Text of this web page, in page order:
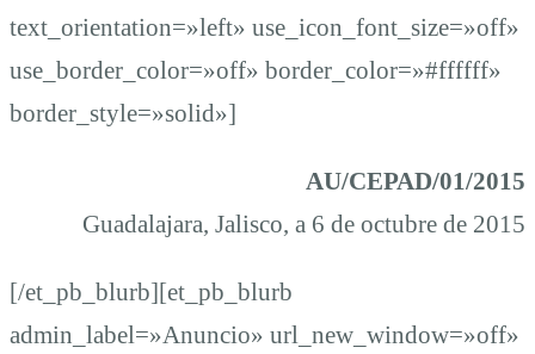
text_orientation=»left» use_icon_font_size=»off»
use_border_color=»off» border_color=»#ffffff»
border_style=»solid»]
AU/CEPAD/01/2015
Guadalajara, Jalisco, a 6 de octubre de 2015
[/et_pb_blurb][et_pb_blurb
admin_label=»Anuncio» url_new_window=»off»